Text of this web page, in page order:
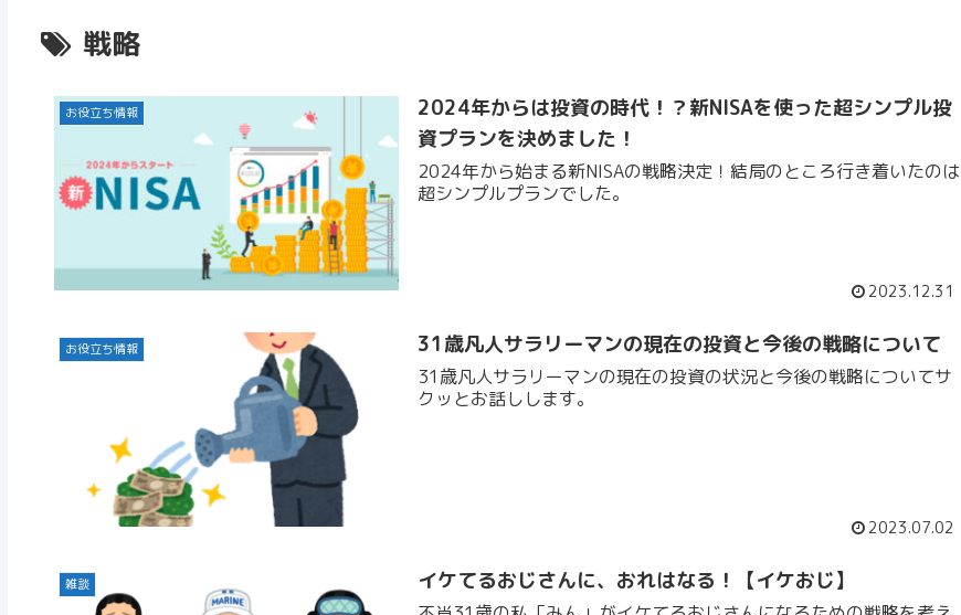
戦略
お役立ち情報
2024年からは投資の時代！？新NISAを使った超シンプル投
資プランを決めました！
2024年から始まる新NISAの戦略決定！結局のところ行き着いたのは
超シンプルプランでした。
2023.12.31
お役立ち情報 31歳凡人サラリーマンの現在の投資と今後の戦略について
31歳凡人サラリーマンの現在の投資の状況と今後の戦略についてサ
クッとお話しします。
2023.07.02
雑談 イケてるおじさんに、おれはなる！【イケおじ】